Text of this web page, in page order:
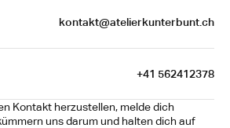
kontakt@atelierkunterbunt.ch
+41 562412378
Kontakt herzustellen, melde dich
uns darum und halten dich auf